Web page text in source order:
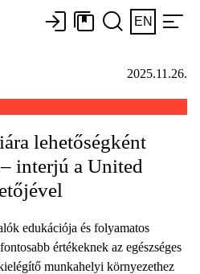
EN
2025.11.26.
lehetőségként
interjú a United
edukációja és folyamatos
értékeknek az egészséges
munkahelyi környezethez